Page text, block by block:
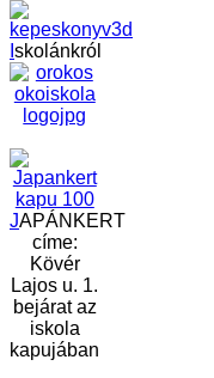
skolánkról
JAPÁNKERT
címe:
Kövér
Lajos u. 1.
bejárat az
iskola
kapujában